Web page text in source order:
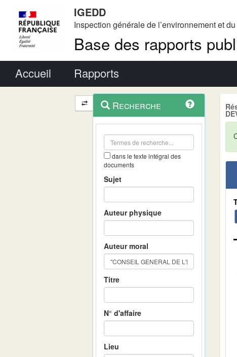
IGEDD
Inspection générale de l’environnement et
Base des rapports
Accueil Rapports
Navigation
et
outils
contextuel
Recherche
dans le texte intégral des
documents
Sujet
Auteur physique
Auteur moral
Titre
N° d'affaire
Lieu